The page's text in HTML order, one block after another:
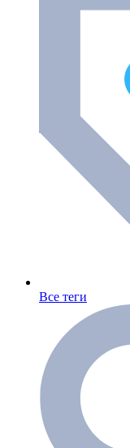
Все теги